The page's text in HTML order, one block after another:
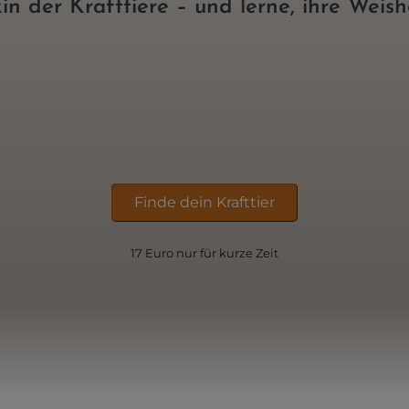
der Krafttiere – und lerne, ihre
Finde dein Krafttier
17 Euro nur für kurze Zeit